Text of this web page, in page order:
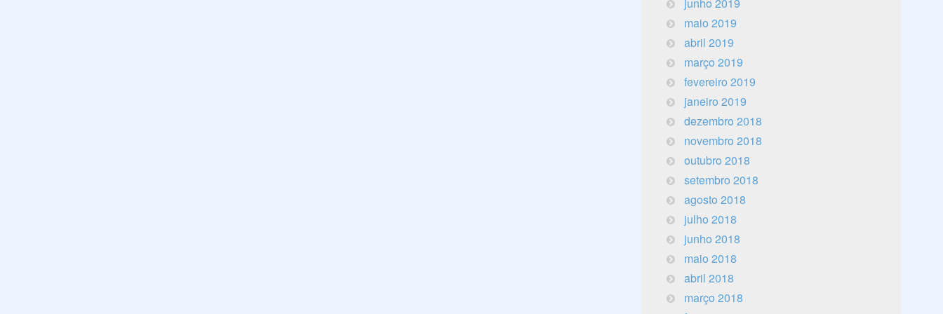
junho 2019
maio 2019
abril 2019
março 2019
fevereiro 2019
janeiro 2019
dezembro 2018
novembro 2018
outubro 2018
setembro 2018
agosto 2018
julho 2018
junho 2018
maio 2018
abril 2018
março 2018